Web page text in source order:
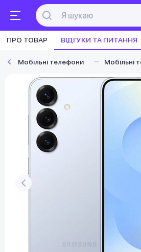
ПРО ТОВАР ВІДГУКИ ТА ПИТАННЯ
Мобільні телефони Мобільні